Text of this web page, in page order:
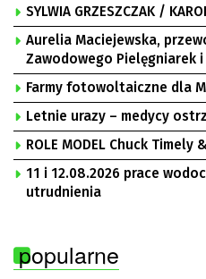
SYLWIA GRZESZCZAK /
Aurelia Maciejewska,
Zawodowego Pielęgniarek
Uniwersyteckim w Zielonej
Motowidełko,
„Solidarność” Zielona Góra
Farmy fotowoltaiczne dla
Letnie urazy – medycy
ROLE MODEL Chuck Timely
11 i 12.08.2026 prace
utrudnienia
popularne